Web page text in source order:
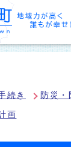
続き 防災・
画